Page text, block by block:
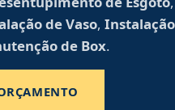
de Vaso, Instalação
de Box.